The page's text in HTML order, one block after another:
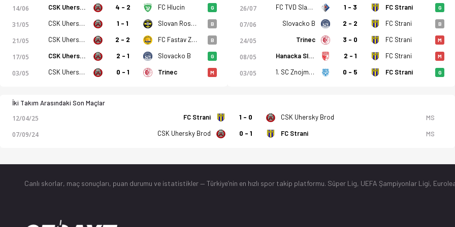
14/06 CSK Uhersky Brod 4 - 2 FC Hlucin G
31/05 CSK Uhersky Brod 1 - 1 Slovan Rosice B
21/05 CSK Uhersky Brod 2 - 2 FC Fastav Zlin B B
17/05 CSK Uhersky Brod 2 - 1 Slovacko B G
03/05 CSK Uhersky Brod 0 - 1 Trinec M
26/07 FC TVD Slavicin 1 - 3 FC Strani G
07/06 Slovacko B 2 - 2 FC Strani B
24/05 Trinec 3 - 0 FC Strani M
08/05 Hanacka Slavia 2 - 1 FC Strani M
03/05 1. SC Znojmo FK 0 - 5 FC Strani G
İki Takım Arasındaki Son Maçlar
12/04/25 FC Strani 1 - 0 CSK Uhersky Brod MS
07/09/24 CSK Uhersky Brod 0 - 1 FC Strani MS
Canlı skorlar, maç sonuçları, puan durumu ve istatistikler — Türkiye’nin en hızlı spor takip platformu. Süper Lig, UEFA Şampiyonlar Ligi,